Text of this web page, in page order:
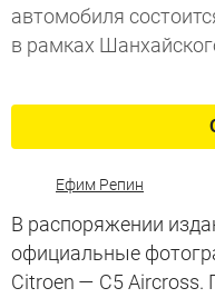
автомобиля
в рамках
Ефим Репин
В распоряжении
официальные
Citroen — C5